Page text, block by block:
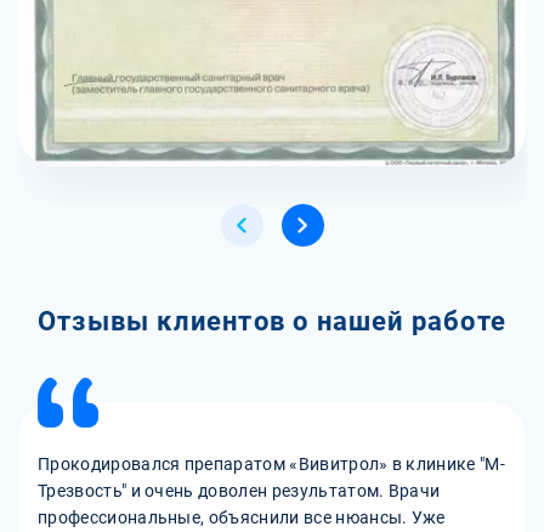
Отзывы клиентов о нашей работе
Прокодировался препаратом «Вивитрол» в клинике "М-
Трезвость" и очень доволен результатом. Врачи
профессиональные, объяснили все нюансы. Уже